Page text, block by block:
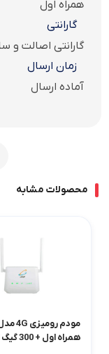
همراه اول
گارانتی
گارانتی اصالت و
زمان ارسال
آماده ارسال
محصولات مشابه
همراه